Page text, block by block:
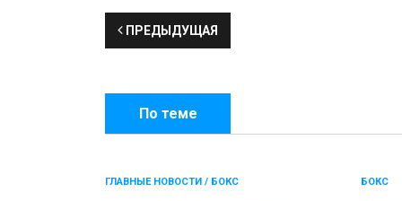
ПРЕДЫДУЩАЯ
По теме
ГЛАВНЫЕ НОВОСТИ / БОКС БОКС